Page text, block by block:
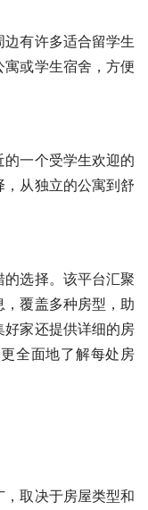
有许多适合留学生
或学生宿舍，方便
一个受学生欢迎的
从独立的公寓到舒
选择。该平台汇聚
覆盖多种房型，助
家还提供详细的房
全面地了解每处房
取决于房屋类型和